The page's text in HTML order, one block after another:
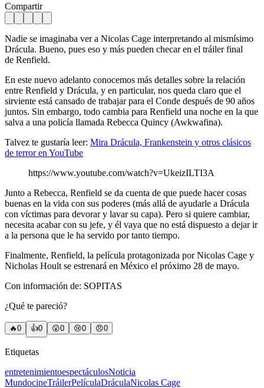
Compartir
Nadie se imaginaba ver a Nicolas Cage interpretando al mismísimo
Drácula. Bueno, pues eso y más pueden checar en el tráiler final
de Renfield.
En este nuevo adelanto conocemos más detalles sobre la relación
entre Renfield y Drácula, y en particular, nos queda claro que el
sirviente está cansado de trabajar para el Conde después de 90 años
juntos. Sin embargo, todo cambia para Renfield una noche en la que
salva a una policía llamada Rebecca Quincy (Awkwafina).
Talvez te gustaría leer: Mira Drácula, Frankenstein y otros clásicos
de terror en YouTube
https://www.youtube.com/watch?v=UkeizILTI3A
Junto a Rebecca, Renfield se da cuenta de que puede hacer cosas
buenas en la vida con sus poderes (más allá de ayudarle a Drácula
con víctimas para devorar y lavar su capa). Pero si quiere cambiar,
necesita acabar con su jefe, y él vaya que no está dispuesto a dejar ir
a la persona que le ha servido por tanto tiempo.
Finalmente, Renfield, la película protagonizada por Nicolas Cage y
Nicholas Hoult se estrenará en México el próximo 28 de mayo.
Con información de: SOPITAS
¿Qué te pareció?
🔥0 👍0 😲0 😢0 😠0
Etiquetas
entretenimientoespectáculosNoticia
MundocineTráilerPelículaDráculaNicolas Cage